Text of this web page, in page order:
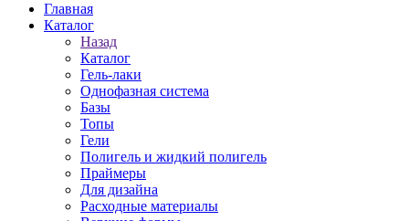
Главная
Каталог
Назад
Каталог
Гель-лаки
Однофазная система
Базы
Топы
Гели
Полигель и жидкий полигель
Праймеры
Для дизайна
Расходные материалы